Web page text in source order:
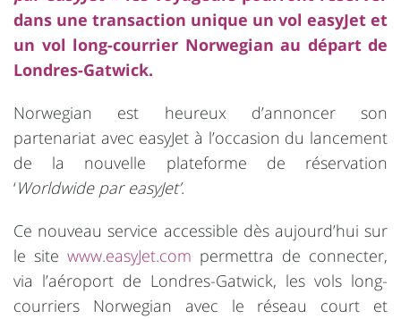
dans une transaction unique un vol easyJet et
un vol long-courrier Norwegian au départ de
Londres-Gatwick.
Norwegian est heureux d’annoncer son
partenariat avec easyJet à l’occasion du lancement
de la nouvelle plateforme de réservation
‘Worldwide par easyJet’.
Ce nouveau service accessible dès aujourd’hui sur
le site www.easyJet.com permettra de connecter,
via l’aéroport de Londres-Gatwick, les vols long-
courriers Norwegian avec le réseau court et